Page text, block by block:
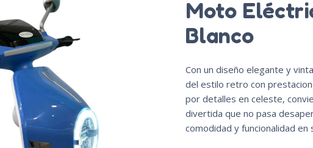
Moto
Blanco
Con un diseño elegante y
del estilo retro con
por detalles en celeste,
divertida que no pasa
comodidad y funcionalidad